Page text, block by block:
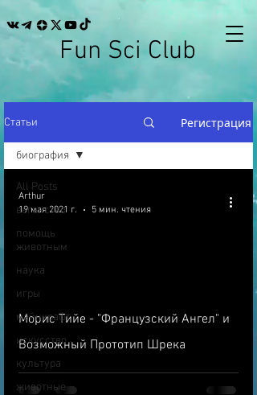
Fun Sci Club
Статьи Регистрация
All Posts
веганство
помощь
животным
наука
игры
майнкрафт
искусство
культура
животные
биография
Морис Тийе - "Французский Ангел" и
Возможный Прототип Шрека
Arthur
19 мая 2021 г.
5 мин. чтения